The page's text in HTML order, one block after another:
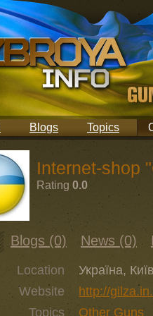
Blogs Topics
Internet-shop
Rating 0.0
Blogs (0) News (0)
Location
Україна,
Website
http://
Topics
Other Guns